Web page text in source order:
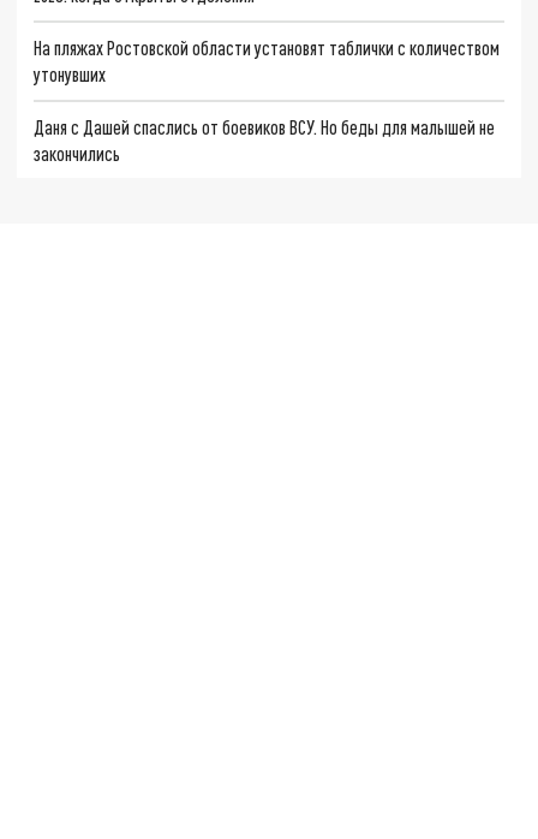
На пляжах Ростовской области установят таблички с количеством
утонувших
Даня с Дашей спаслись от боевиков ВСУ. Но беды для малышей не
закончились